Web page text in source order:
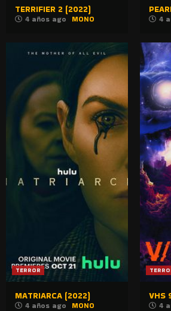
TERRIFIER 2 (2022)
4 años ago MONO 4
TERROR
MATRIARCA (2022)
4 años ago MONO
VHS
4